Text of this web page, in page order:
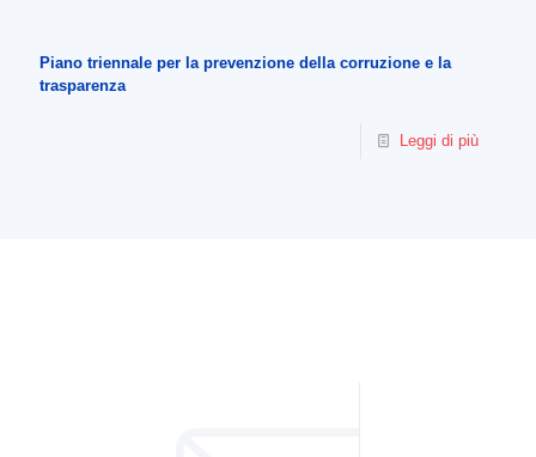
Piano triennale per la prevenzione della corruzione e la
trasparenza
Leggi di più